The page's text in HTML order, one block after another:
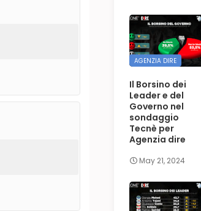
AGENZIA DIRE
Il Borsino dei
Leader e del
Governo nel
sondaggio
Tecnè per
Agenzia dire
May 21, 2024